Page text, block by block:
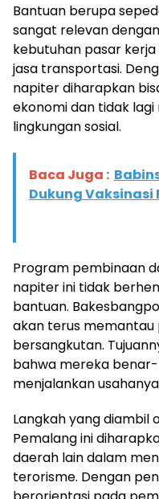
Bantuan berupa
sangat relevan
kebutuhan pasar
jasa transportasi.
napiter diharapkan
ekonomi dan tidak
lingkungan sosial.
Baca Juga :
Dukung Vaksinasi
Program pembinaan
napiter ini tidak
bantuan.
akan terus
bersangkutan.
bahwa mereka
menjalankan
Langkah yang diambil
Pemalang ini
daerah lain dalam
terorisme. Dengan